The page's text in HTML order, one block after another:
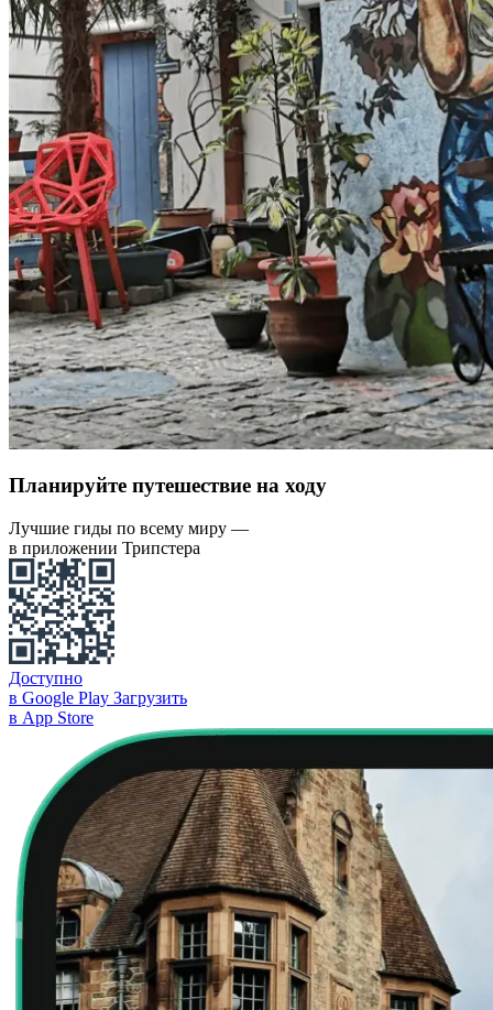
Планируйте путешествие на ходу
Лучшие гиды по всему миру —
в приложении Трипстера
Доступно
в Google Play Загрузить
в App Store